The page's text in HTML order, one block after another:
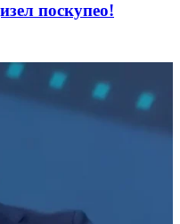
поскупео!